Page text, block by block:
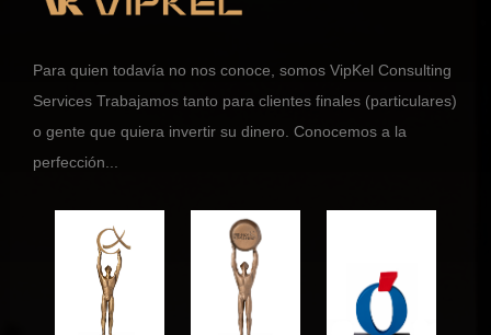
Para quien todavía no nos conoce, somos VipKel Consulting
Services Trabajamos tanto para clientes finales (particulares)
o gente que quiera invertir su dinero. Conocemos a la
perfección...